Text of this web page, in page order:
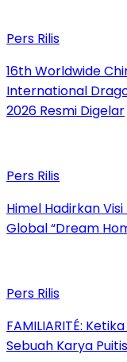
Pers Rilis
16th Worldwide
International
2026 Resmi Digelar
Pers Rilis
Himel Hadirkan
Global “Dream
Pers Rilis
FAMILIARITÉ:
Sebuah Karya Puitis